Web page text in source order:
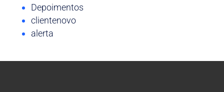
Depoimentos
clientenovo
alerta